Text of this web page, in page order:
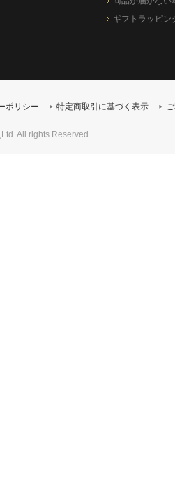
ギフトラッピン
ポリシー 特定商取引に基づく表示
All rights Reserved.